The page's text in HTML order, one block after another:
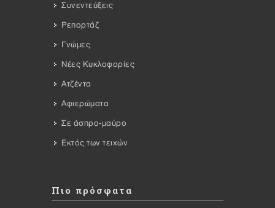
Συνεντεύξεις
Ρεπορτάζ
Γνώμες
Νέες Κυκλοφορίες
Ατζέντα
Αφιερώματα
Σε άσπρο-μαύρο
Εκτός των τειχών
Πιο πρόσφατα